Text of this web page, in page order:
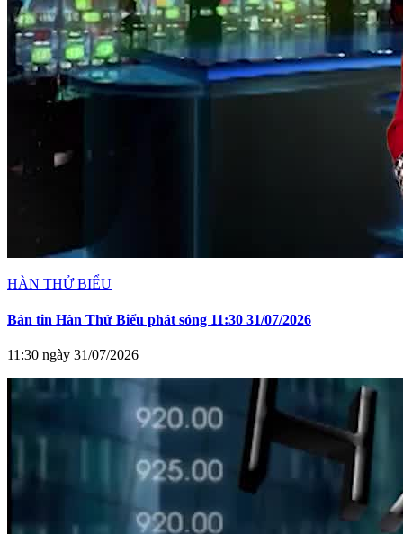
HÀN THỬ BIỂU
Bản tin Hàn Thử Biểu phát sóng 11:30 31/07/2026
11:30 ngày 31/07/2026